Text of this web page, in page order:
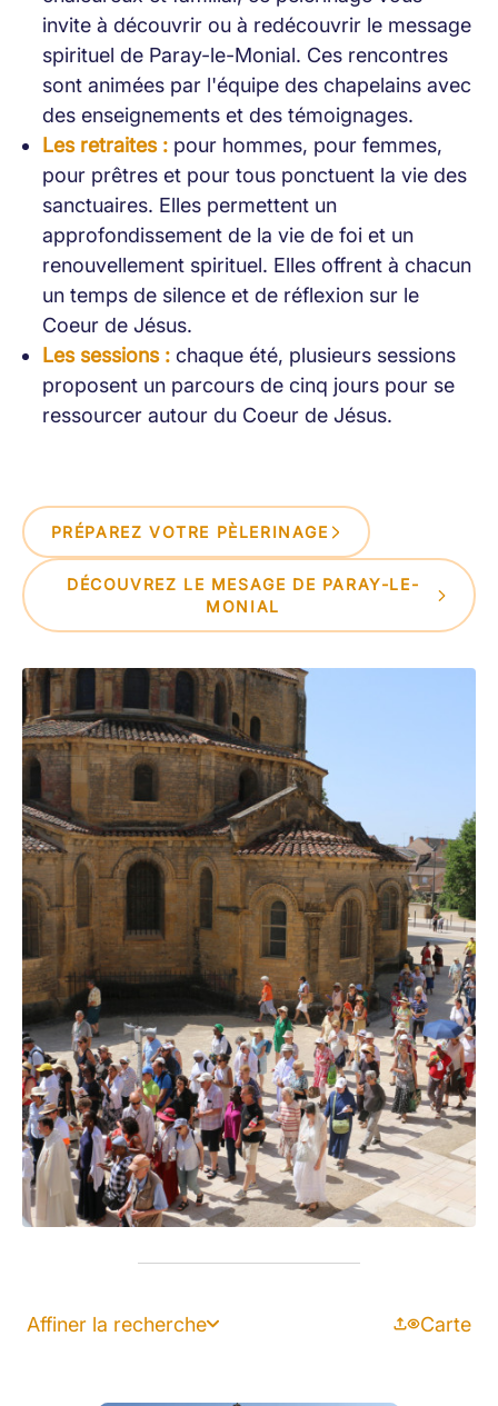
invite à découvrir ou à redécouvrir le message
spirituel de Paray-le-Monial. Ces rencontres
sont animées par l'équipe des chapelains avec
des enseignements et des témoignages.
Les retraites : pour hommes, pour femmes,
pour prêtres et pour tous ponctuent la vie des
sanctuaires. Elles permettent un
approfondissement de la vie de foi et un
renouvellement spirituel. Elles offrent à chacun
un temps de silence et de réflexion sur le
Coeur de Jésus.
Les sessions : chaque été, plusieurs sessions
proposent un parcours de cinq jours pour se
ressourcer autour du Coeur de Jésus.
PRÉPAREZ VOTRE PÈLERINAGE
DÉCOUVREZ LE MESAGE DE PARAY-LE-
MONIAL
Affiner la recherche Carte